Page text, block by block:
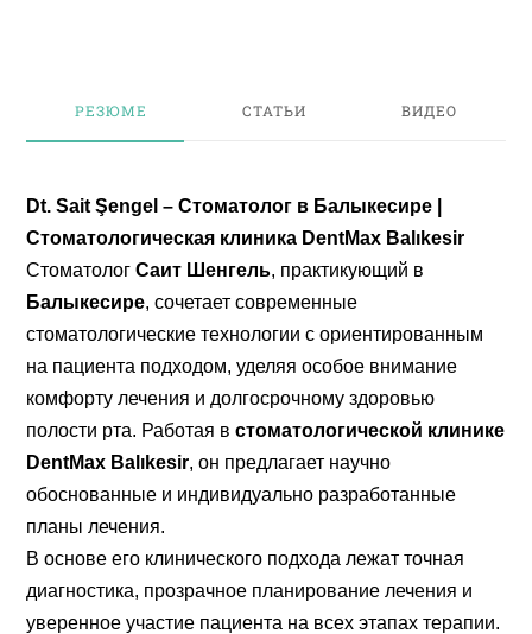
РЕЗЮМЕ СТАТЬИ ВИДЕО
Dt. Sait Şengel – Стоматолог в Балыкесире |
Стоматологическая клиника DentMax Balıkesir
СтоматологСаит Шенгель, практикующий в
Балыкесире, сочетает современные
стоматологические технологии с ориентированным
на пациента подходом, уделяя особое внимание
комфорту лечения и долгосрочному здоровью
полости рта. Работая встоматологической клинике
DentMax Balıkesir, он предлагает научно
обоснованные и индивидуально разработанные
планы лечения.
В основе его клинического подхода лежат точная
диагностика, прозрачное планирование лечения и
уверенное участие пациента на всех этапах терапии.